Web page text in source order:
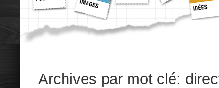
Archives par mot clé: